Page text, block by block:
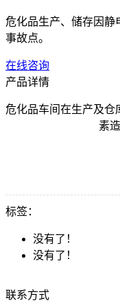
危化品生产、储存因静
事故点。
在线咨询
产品详情
危化品车间在生产及仓
素
标签：
没有了！
没有了！
联系方式